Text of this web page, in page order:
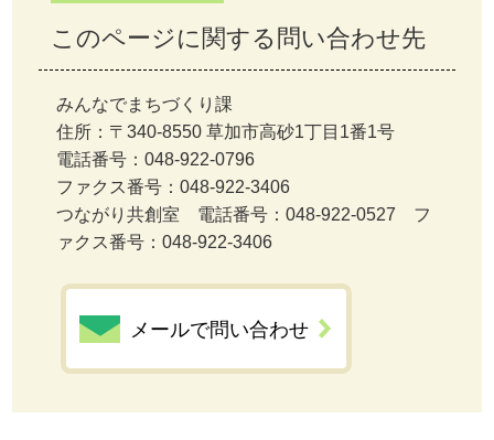
このページに関する問い合わせ先
みんなでまちづくり課
住所：〒340-8550 草加市高砂1丁目1番1号
電話番号：048-922-0796
ファクス番号：048-922-3406
つながり共創室 電話番号：048-922-0527 フ
ァクス番号：048-922-3406
メールで問い合わせ